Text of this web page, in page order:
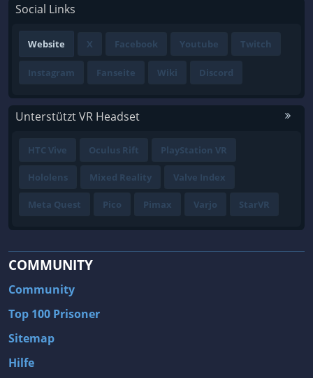
Social Links
Website X Facebook Youtube Twitch
Instagram Fanseite Wiki Discord
Unterstützt VR Headset
HTC Vive Oculus Rift PlayStation VR
Hololens Mixed Reality Valve Index
Meta Quest Pico Pimax Varjo StarVR
COMMUNITY
Community
Top 100 Prisoner
Sitemap
Hilfe